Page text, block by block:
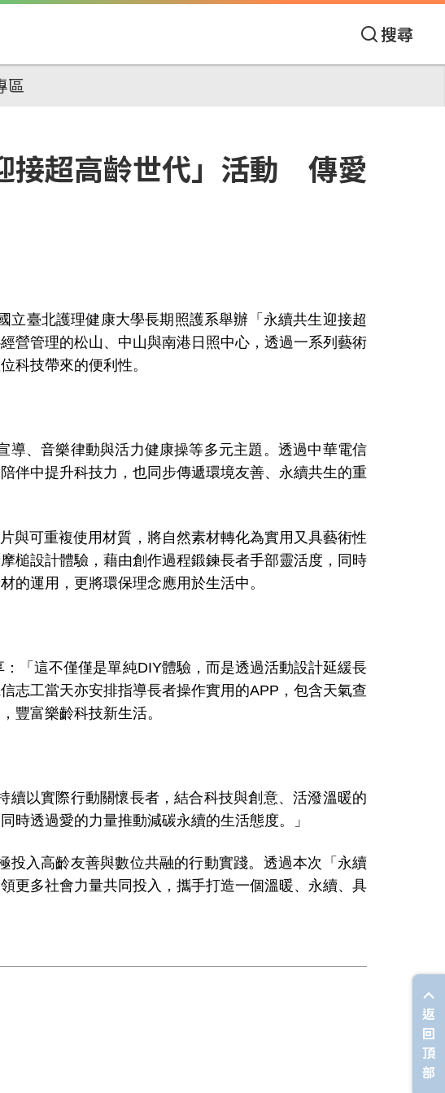
搜尋
區
接超高齡世代」活動 傳愛
立臺北護理健康大學長期照護系舉辦「永續共生迎接超
營管理的松山、中山與南港日照中心，透過一系列藝術
科技帶來的便利性。
導、音樂律動與活力健康操等多元主題。透過中華電信
伴中提升科技力，也同步傳遞環境友善、永續共生的重
與可重複使用材質，將自然素材轉化為實用又具藝術性
槌設計體驗，藉由創作過程鍛鍊長者手部靈活度，同時
的運用，更將環保理念應用於生活中。
「這不僅僅是單純DIY體驗，而是透過活動設計延緩長
志工當天亦安排指導長者操作實用的APP ，包含天氣查
豐富樂齡科技新生活。
以實際行動關懷長者，結合科技與創意、活潑溫暖的
時透過愛的力量推動減碳永續的生活態度。」
入高齡友善與數位共融的行動實踐。透過本次「永續
更多社會力量共同投入，攜手打造一個溫暖、永續、具
返
回
頂
部